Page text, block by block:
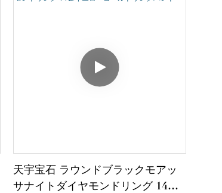
く、力強さ、個性、そして現代的なラグジ
ュアリーを象徴するアイテムです。耐久性
があり、環境に優しく、他に類を見ないほ
天宇宝石 ラウンドブラックモアッ
サナイトダイヤモンドリング 14金